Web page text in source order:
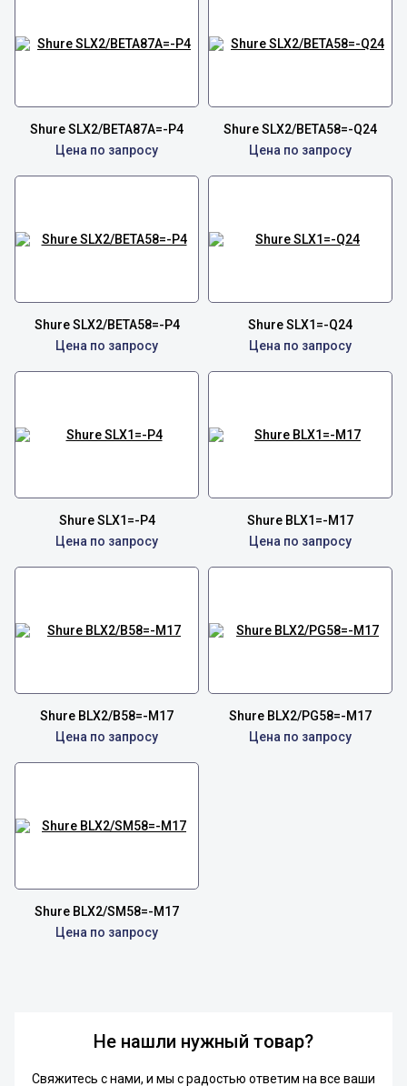
Shure SLX2/BETA87A=-P4
Цена по запросу
Shure SLX2/BETA58=-Q24
Цена по запросу
Shure SLX2/BETA58=-P4
Цена по запросу
Shure SLX1=-Q24
Цена по запросу
Shure SLX1=-P4
Цена по запросу
Shure BLX1=-M17
Цена по запросу
Shure BLX2/B58=-M17
Цена по запросу
Shure BLX2/PG58=-M17
Цена по запросу
Shure BLX2/SM58=-M17
Цена по запросу
Не нашли нужный товар?
Свяжитесь с нами, и мы с радостью ответим на все ваши